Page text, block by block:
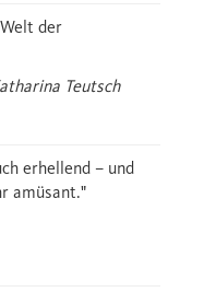
der
Teutsch
erhellend – und
amüsant."